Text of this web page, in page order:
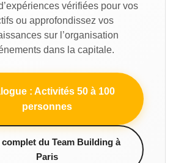
vérifiées pour vos
ou approfondissez vos
sur l’organisation
dans la capitale.
: Activités 50 à 100
personnes
du Team Building à
Paris